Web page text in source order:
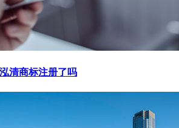
清商标注册了吗